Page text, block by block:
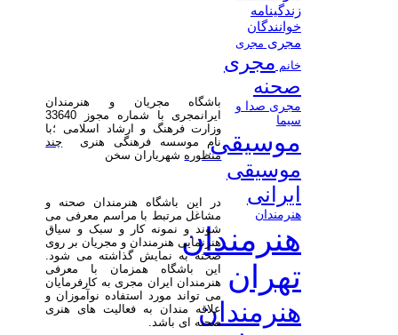
باشگاه مجریان و هنرمندان
ایرانمجری با شماره مجوز 33640
وزارت فرهنگ و ارشاد اسلامی ؛با
نام موسسه فرهنگی هنری چند
منظوره شهریاران سخن
در این باشگاه هنرمندان صحنه و
مشاغل مرتبط با مراسم معرفی می
شوند و نمونه کار و سبک و سیاق
هنرنمایی هنرمندان و مجریان بر روی
صحنه به نمایش گذاشته می شود.
این باشگاه همزمان با معرفی
هنرمندان ایران مجری به کارفرمایان
می تواند مورد استفاده نوآموزان و
علاقه مندان به فعالیت های هنری
صحنه ای باشد.
زندگینامه
خوانندگان
مجری مجری
خانم مجری
صحنه
مجری صدا و
سیما
موسیقی
موسیقی
ایرانی
هنرمندان
هنرمندان
تهران
هنرمندان